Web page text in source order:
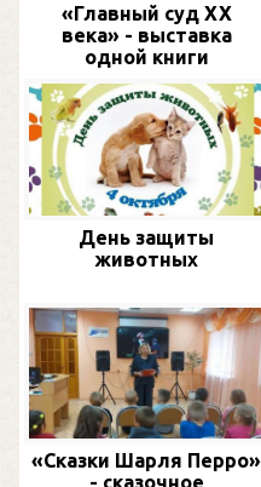
«Главный суд XX
века» - выставка
одной книги
День защиты
животных
«Сказки Шарля Перро»
- сказочное